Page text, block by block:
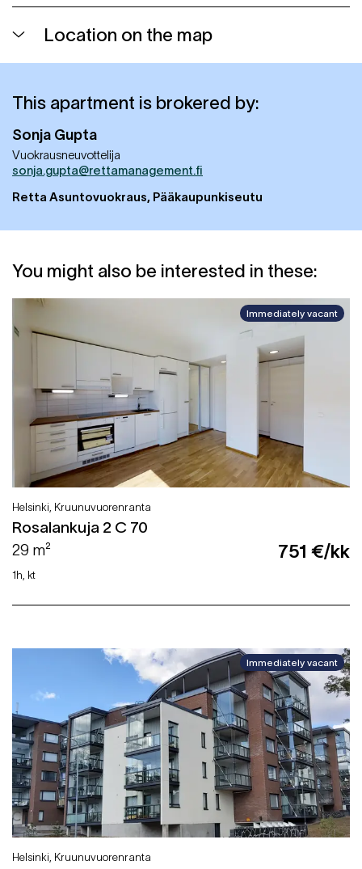
Location on the map
This apartment is brokered by:
Sonja Gupta
Vuokrausneuvottelija
sonja.gupta@rettamanagement.fi
Retta Asuntovuokraus, Pääkaupunkiseutu
You might also be interested in these:
Immediately vacant
Helsinki, Kruunuvuorenranta
Rosalankuja 2 C 70
29 m²
751 €/kk
1h, kt
Immediately vacant
Helsinki, Kruunuvuorenranta